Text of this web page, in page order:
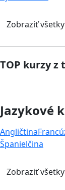
Zobraziť
TOP kurzy
Jazykové
Angličtina
Španielčina
Zobraziť